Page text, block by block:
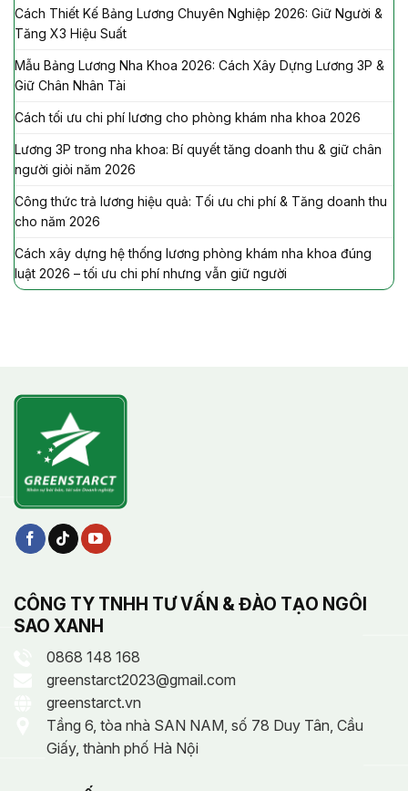
Cách Thiết Kế Bảng Lương Chuyên Nghiệp 2026: Giữ Người &
Tăng X3 Hiệu Suất
Mẫu Bảng Lương Nha Khoa 2026: Cách Xây Dựng Lương 3P &
Giữ Chân Nhân Tài
Cách tối ưu chi phí lương cho phòng khám nha khoa 2026
Lương 3P trong nha khoa: Bí quyết tăng doanh thu & giữ chân
người giỏi năm 2026
Công thức trả lương hiệu quả: Tối ưu chi phí & Tăng doanh thu
cho năm 2026
Cách xây dựng hệ thống lương phòng khám nha khoa đúng
luật 2026 – tối ưu chi phí nhưng vẫn giữ người
CÔNG TY TNHH TƯ VẤN & ĐÀO TẠO NGÔI
SAO XANH
0868 148 168
greenstarct2023@gmail.com
greenstarct.vn
Tầng 6, tòa nhà SAN NAM, số 78 Duy Tân, Cầu
Giấy, thành phố Hà Nội